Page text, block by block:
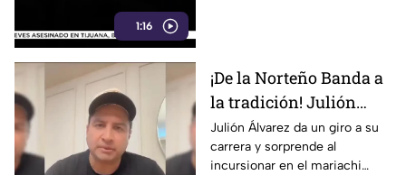
1:16
¡De la Norteño Banda a
la tradición! Julión
Álvarez sorprende al
cantar mariachi
Julión Álvarez da un giro a su
carrera y sorprende al
incursionar en el mariachi